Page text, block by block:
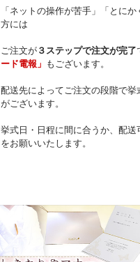
「ネットの操作が苦手」「とに
方には
ご注文が３ステップで注文が完了
ード電報」 もございます。
配送先によってご注文の段階で
がございます。
挙式日・日程に間に合うか、配
をお願いいたします。